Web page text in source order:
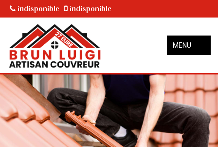
indisponible indisponible
MENU